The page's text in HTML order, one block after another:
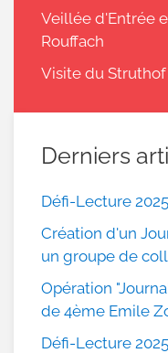
Veillée d'Entrée
Rouffach
Visite du
Derniers
Défi-Lecture
Création d'un
un groupe de
Opération
de 4ème Emile
Défi-Lecture